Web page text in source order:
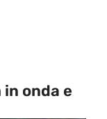
onda e